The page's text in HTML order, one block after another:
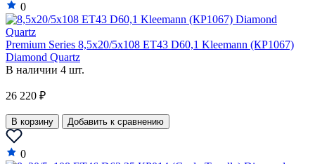
Hyundai
Infiniti
Isuzu
JAC
0
Premium Series 8,5x20/5x108 ET43 D60,1 Kleemann (КР1067)
Diamond Quartz
В наличии 4 шт.
26 220 ₽
В корзину Добавить к сравнению
0